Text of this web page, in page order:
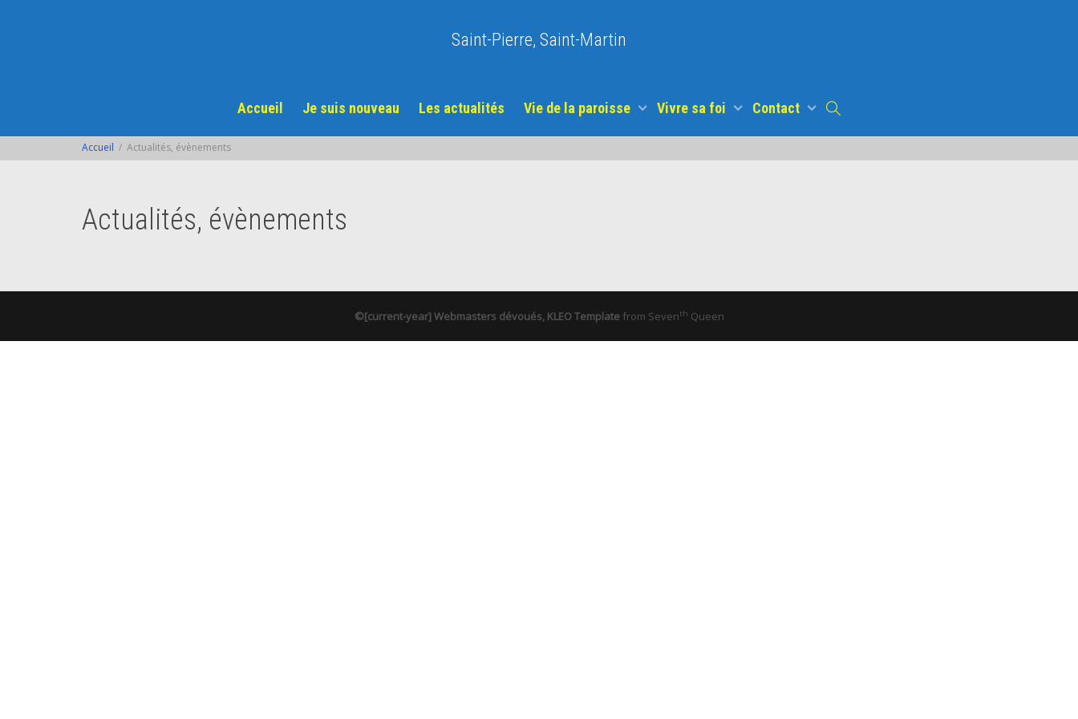
Saint-Pierre, Saint-Martin
Accueil Je suis nouveau Les actualités Vie de la paroisse Vivre sa foi Contact
Accueil Actualités, évènements
Actualités, évènements
©[current-year] Webmasters dévoués, KLEO Templatefrom Seventh Queen